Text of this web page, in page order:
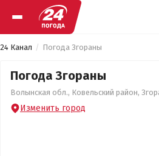
24 Канал Погода Згораны
Погода Згораны
Волынская обл., Ковельский район,
Изменить город